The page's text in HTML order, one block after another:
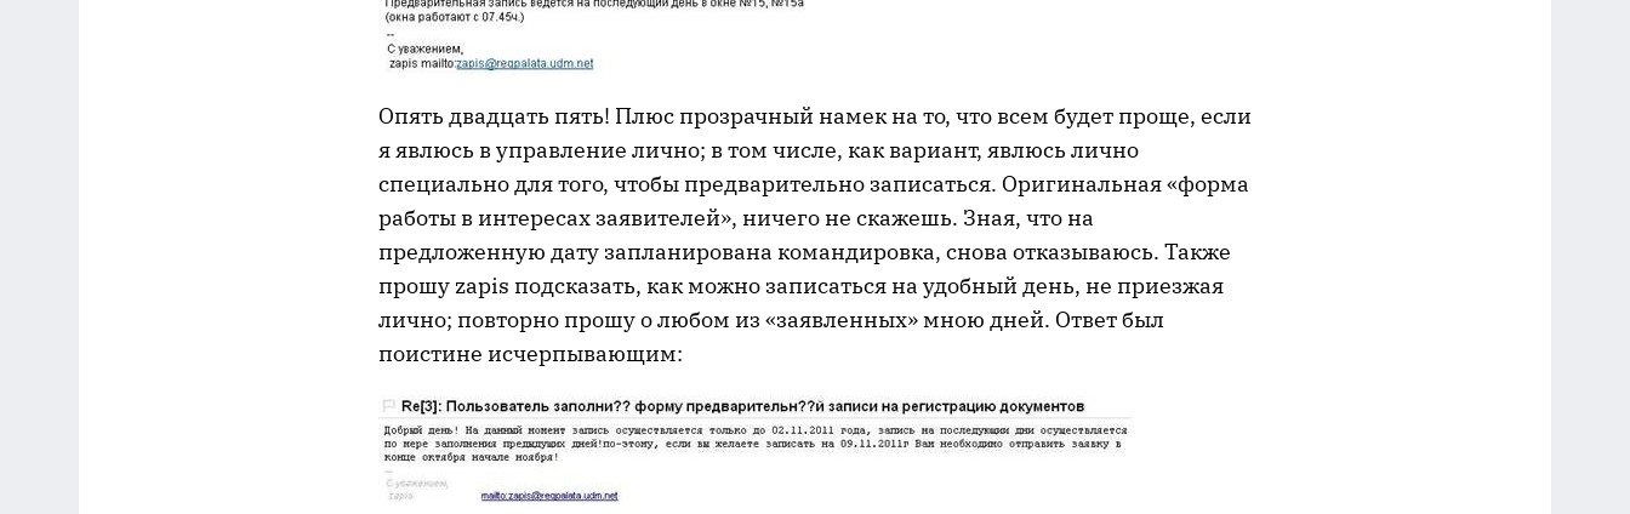
Опять двадцать пять! Плюс прозрачный намек на то, что всем будет проще, если
я явлюсь в управление лично; в том числе, как вариант, явлюсь лично
специально для того, чтобы предварительно записаться. Оригинальная «форма
работы в интересах заявителей», ничего не скажешь. Зная, что на
предложенную дату запланирована командировка, снова отказываюсь. Также
прошу zapis подсказать, как можно записаться на удобный день, не приезжая
лично; повторно прошу о любом из «заявленных» мною дней. Ответ был
поистине исчерпывающим: